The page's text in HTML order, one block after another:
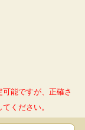
能ですが、正確さ
ください。